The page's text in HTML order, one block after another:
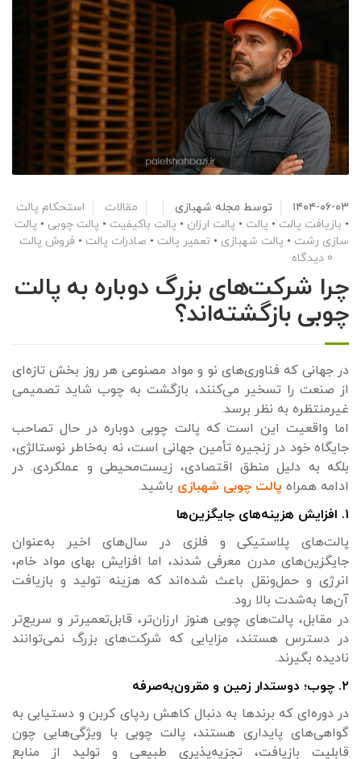
۱۴۰۴-۰۶-۰۳ توسط مجله شهبازی مقالات
استحکام پالت
• بازیافت پالت • پالت • پالت ارزان • پالت باکیفیت • پالت چوبی • پالت
سازی رشت • پالت شهبازی • تعمیر پالت • صادرات پالت • فروش پالت
0 دیدگاه
چرا شرکت‌های بزرگ دوباره به پالت
چوبی بازگشته‌اند؟
در جهانی که فناوری‌های نو و مواد مصنوعی هر روز بخش تازه‌ای
از صنعت را تسخیر می‌کنند، بازگشت به چوب شاید تصمیمی
غیرمنتظره به نظر برسد.
اما واقعیت این است که پالت چوبی دوباره در حال تصاحب
جایگاه خود در زنجیره تأمین جهانی است، نه به‌خاطر نوستالژی،
بلکه به دلیل منطق اقتصادی، زیست‌محیطی و عملکردی. در
ادامه همراه پالت چوبی شهبازی باشید.
۱. افزایش هزینه‌های جایگزین‌ها
پالت‌های پلاستیکی و فلزی در سال‌های اخیر به‌عنوان
جایگزین‌های مدرن معرفی شدند، اما افزایش بهای مواد خام،
انرژی و حمل‌ونقل باعث شده‌اند که هزینه تولید و بازیافت
آن‌ها به‌شدت بالا رود.
در مقابل، پالت‌های چوبی هنوز ارزان‌تر، قابل‌تعمیرتر و سریع‌تر
در دسترس هستند، مزایایی که شرکت‌های بزرگ نمی‌توانند
نادیده بگیرند.
۲. چوب؛ دوستدار زمین و مقرون‌به‌صرفه
در دوره‌ای که برندها به دنبال کاهش ردپای کربن و دستیابی به
گواهی‌های پایداری هستند، پالت چوبی با ویژگی‌هایی چون
قابلیت بازیافت، تجزیه‌پذیری طبیعی و تولید از منابع